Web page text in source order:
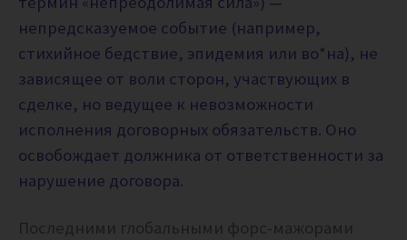
непредсказуемое событие (например,
стихийное бедствие, эпидемия или во*на), не
зависящее от воли сторон, участвующих в
сделке, но ведущее к невозможности
исполнения договорных обязательств. Оно
освобождает должника от ответственности за
нарушение договора.
Последними глобальными форс-мажорами